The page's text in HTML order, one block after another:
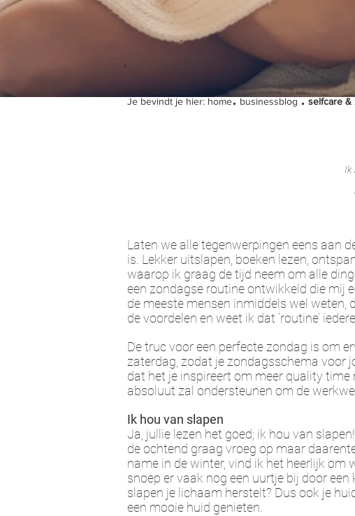
Je bevindt je hier: home. businessblog . selfcare &
Ik
Laten we alle tegenwerpingen eens aan
is. Lekker uitslapen, boeken lezen,
waarop ik graag de tijd neem om alle
een zondagse routine ontwikkeld die mij
de meeste mensen inmiddels wel weten,
de voordelen en weet ik dat ‘routine’
De truc voor een perfecte zondag is om
zaterdag, zodat je zondagsschema voor
dat het je inspireert om meer quality time
absoluut zal ondersteunen om de
Ik hou van slapen
Ja, jullie lezen het goed; ik hou van
de ochtend graag vroeg op maar
name in de winter, vind ik het heerlijk om
snoep er vaak nog een uurtje bij door
slapen je lichaam herstelt? Dus ook je
een mooie huid genieten.